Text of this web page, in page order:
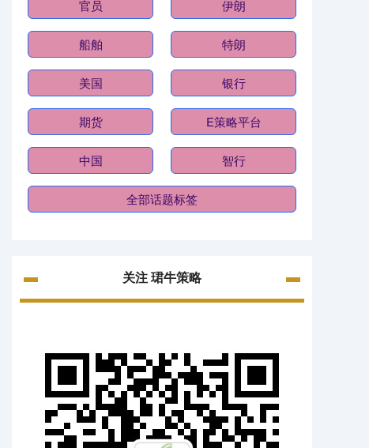
官员 伊朗
船舶 特朗
美国 银行
期货 E策略平台
中国 智行
全部话题标签
关注 珺牛策略